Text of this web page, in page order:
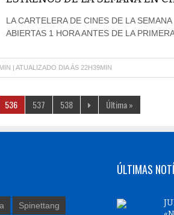
LA CARTELERA DE CINES DE LA
ABIERTAS 1 HORA ANTES DE LA
| ATUALIZADO DIA ÀS 22H39MIN
536 537 538 Última »
Spinettang
ÚLTIMAS